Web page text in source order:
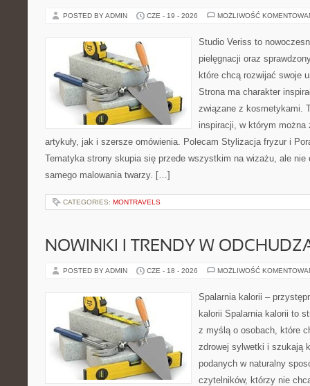
POSTED BY ADMIN CZE - 19 - 2026 MOŻLIWOŚĆ
Studio Veriss to
pielęgnacji oraz
które chcą rozwijać swoje
Strona ma charakter
związane z kosmetykami.
inspiracji, w którym
artykuły, jak i szersze omówienia. Polecam Stylizacja fryzur i
Tematyka strony skupia się przede wszystkim na wizażu, ale nie
samego malowania twarzy. […]
CATEGORIES: MONTRAVELS
NOWINKI I TRENDY W
POSTED BY ADMIN CZE - 18 - 2026 MOŻLIWOŚĆ
Spalarnia kalorii –
kalorii Spalarnia kalorii to
z myślą o osobach, które
zdrowej sylwetki i szukają
podanych w naturalny
czytelników, którzy nie